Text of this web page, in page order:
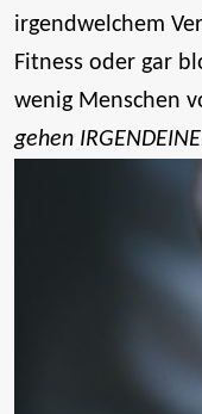
irgendwelchem
Fitness oder gar
wenig Menschen
gehen